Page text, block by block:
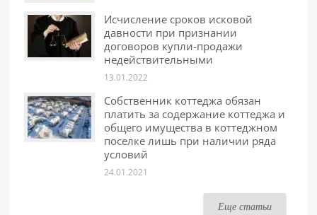
Исчисление сроков исковой
давности при признании
договоров купли-продажи
недействительными
13.01.2022
Собственник коттеджа обязан
платить за содержание коттеджа и
общего имущества в коттеджном
поселке лишь при наличии ряда
условий
24.01.2021
Еще статьи